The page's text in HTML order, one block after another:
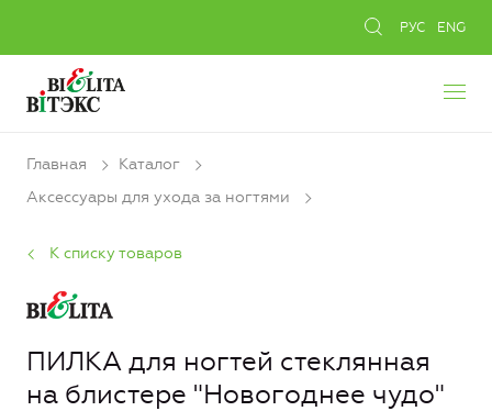
РУС ENG
Главная
Каталог
Аксессуары для ухода за ногтями
К списку товаров
ПИЛКА для ногтей стеклянная
на блистере "Новогоднее чудо"